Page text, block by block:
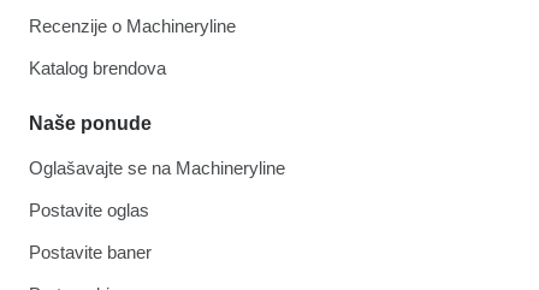
Recenzije o Machineryline
Katalog brendova
Naše ponude
Oglašavajte se na Machineryline
Postavite oglas
Postavite baner